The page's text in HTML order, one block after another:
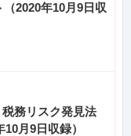
2020年10月9日収
税務リスク発見法
月9日収録）